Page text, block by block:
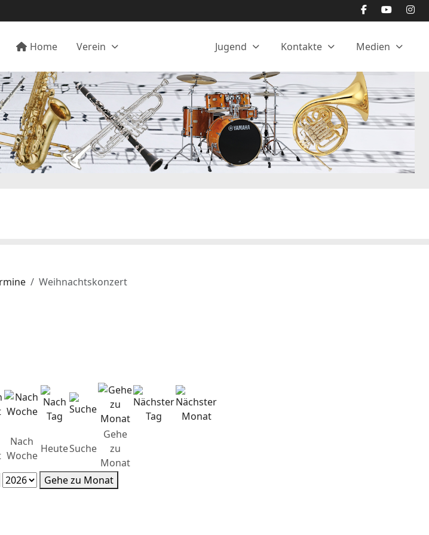
Home Verein Jugend Kontakte Medien
Weihnachtskonzert
Nach
Woche
HeuteSuche
Gehe
zu
Monat
Gehe zu Monat